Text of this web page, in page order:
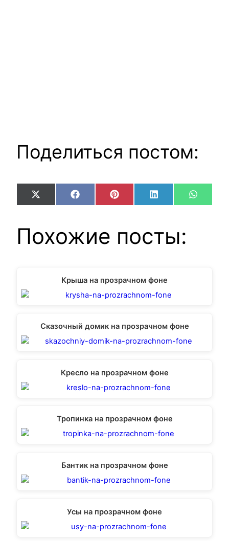
Поделиться постом:
Share
on
X
(Twitter)
Share
on
FacebookShare
on
Pinterest Share
on
LinkedIn Share
on
Похожие посты:
Крыша на прозрачном фоне
Сказочный домик на прозрачном фоне
Кресло на прозрачном фоне
Тропинка на прозрачном фоне
Бантик на прозрачном фоне
Усы на прозрачном фоне